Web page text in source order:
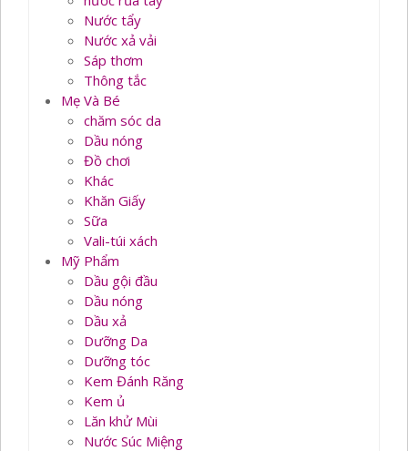
Nước tẩy
Nước xả vải
Sáp thơm
Thông tắc
Mẹ Và Bé
chăm sóc da
Dầu nóng
Đồ chơi
Khác
Khăn Giấy
Sữa
Vali-túi xách
Mỹ Phẩm
Dầu gội đầu
Dầu nóng
Dầu xả
Dưỡng Da
Dưỡng tóc
Kem Đánh Răng
Kem ủ
Lăn khử Mùi
Nước Súc Miệng